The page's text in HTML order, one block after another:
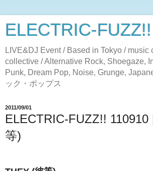
ELECTRIC-FUZZ!!
LIVE&DJ Event / Based in Tokyo / music
collective / Alternative Rock, Shoegaze,
Punk, Dream Pop, Noise, Grunge,
ック・ポップス
2011/09/01
ELECTRIC-FUZZ!! 110910
等)